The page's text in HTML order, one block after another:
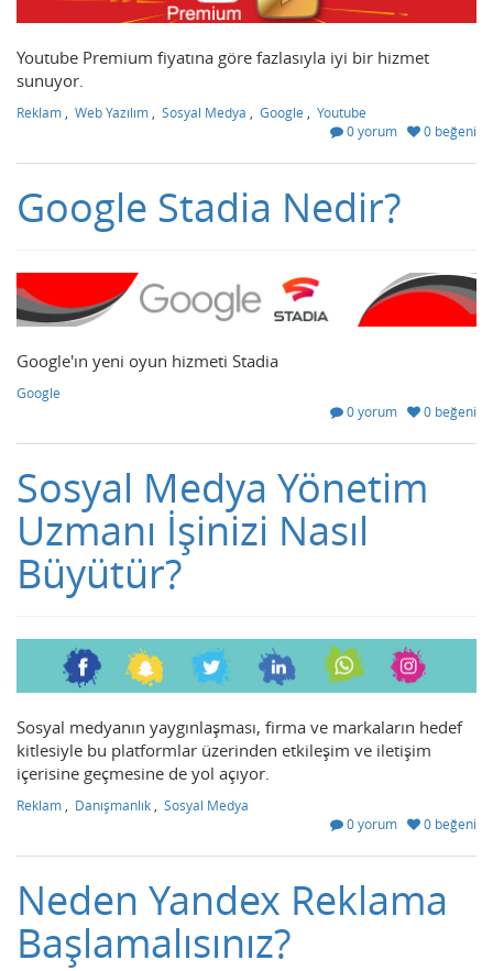
Youtube Premium fiyatına göre fazlasıyla iyi bir hizmet
sunuyor.
Reklam Web Yazılım Sosyal Medya Google
Youtube
0 yorum
0 beğeni
Google Stadia Nedir?
Google'ın yeni oyun hizmeti Stadia
Google
0 yorum
0 beğeni
Sosyal Medya Yönetim
Uzmanı İşinizi Nasıl
Büyütür?
Sosyal medyanın yaygınlaşması, firma ve markaların hedef
kitlesiyle bu platformlar üzerinden etkileşim ve iletişim
içerisine geçmesine de yol açıyor.
Reklam Danışmanlık
Sosyal Medya
0 yorum
0 beğeni
Neden Yandex Reklama
Başlamalısınız?